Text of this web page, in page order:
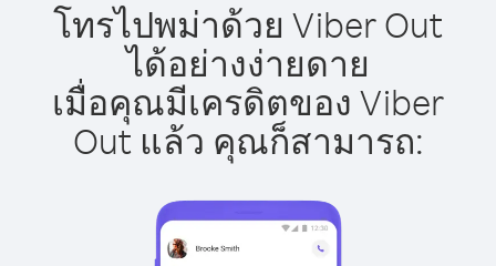
โทรไปพม่าด้วย Viber Out
ได้อย่างง่ายดาย
เมื่อคุณมีเครดิตของ Viber
Out แล้ว คุณก็สามารถ: